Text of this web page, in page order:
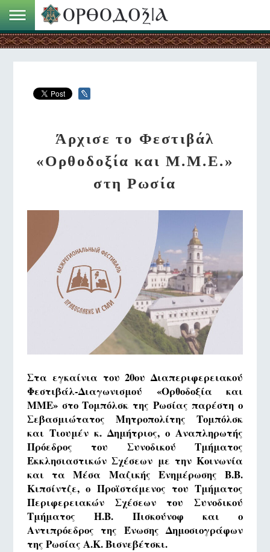
Άρχισε το Φεστιβάλ
«Ορθοδοξία και Μ.Μ.Ε.»
στη Ρωσία
Στα εγκαίνια του 20ου Διαπεριφερειακού
Φεστιβάλ-Διαγωνισμού «Ορθοδοξία και
ΜΜΕ» στο Τομπόλσκ της Ρωσίας παρέστη ο
Σεβασμιώτατος Μητροπολίτης Τομπόλσκ
και Τιουμέν κ. Δημήτριος, ο Αναπληρωτής
Πρόεδρος του Συνοδικού Τμήματος
Εκκλησιαστικών Σχέσεων με την Κοινωνία
και τα Μέσα Μαζικής Ενημέρωσης Β.Β.
Κιπσίντζε, ο Προϊστάμενος του Τμήματος
Περιφερειακών Σχέσεων του Συνοδικού
Τμήματος Η.Β. Πισκούνοφ και ο
Αντιπρόεδρος της Ένωσης Δημοσιογράφων
της Ρωσίας Α.K. Βισνεβέτσκι.